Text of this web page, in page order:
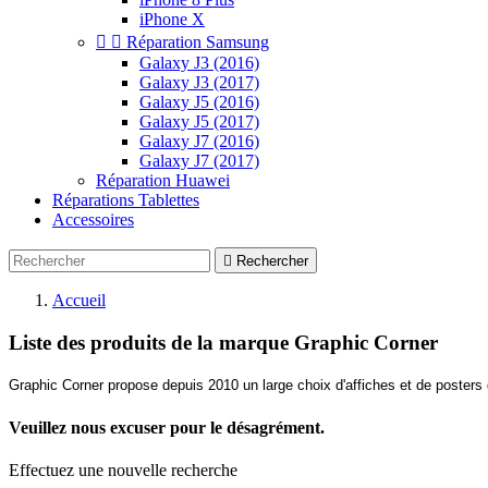
iPhone X
  Réparation Samsung
Galaxy J3 (2016)
Galaxy J3 (2017)
Galaxy J5 (2016)
Galaxy J5 (2017)
Galaxy J7 (2016)
Galaxy J7 (2017)
Réparation Huawei
Réparations Tablettes
Accessoires
 Rechercher
Accueil
Liste des produits de la marque Graphic Corner
Graphic Corner propose depuis 2010 un large choix d'affiches et de
Veuillez nous excuser pour le désagrément.
Effectuez une nouvelle recherche